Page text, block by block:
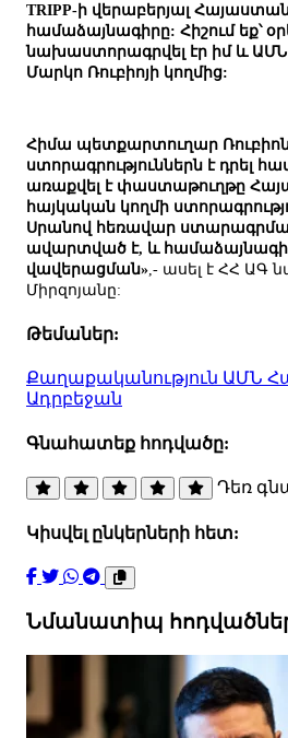
TRIPP-ի վերաբերյալ
համաձայնագիրը: Հիշում եք՝
նախաստորագրվել էր իմ և
Մարկո Ռուբիոյի կողմից:
Հիմա պետքարտուղար
ստորագրություններն է դրել
առաքվել է փաստաթուղթը
հայկական կողմի
Սրանով հեռավար
ավարտված է, և
վավերացման» ,- ասել է ՀՀ
Միրզոյանը:
Թեմաներ:
Քաղաքականություն ԱՄՆ
Ադրբեջան
Գնահատեք հոդվածը:
Դեռ
Կիսվել ընկերների հետ:
Նմանատիպ